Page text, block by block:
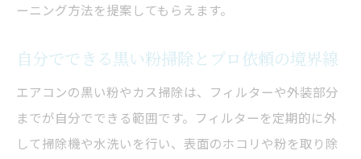
ーニング方法を提案してもらえます。
自分でできる黒い粉掃除とプロ依頼の境界線
エアコンの黒い粉やカス掃除は、フィルターや外装部分
までが自分でできる範囲です。フィルターを定期的に外
して掃除機や水洗いを行い、表面のホコリや粉を取り除